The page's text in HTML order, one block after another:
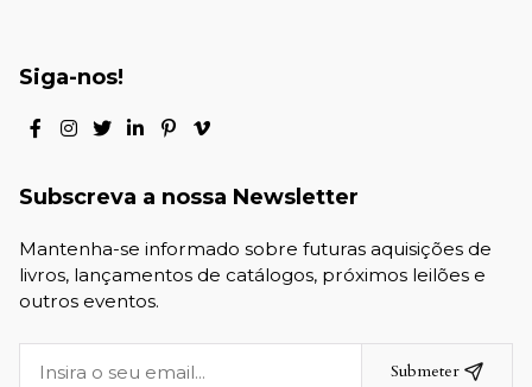
Siga-nos!
Subscreva a nossa Newsletter
Mantenha-se informado sobre futuras aquisições de
livros, lançamentos de catálogos, próximos leilões e
outros eventos.
Submeter